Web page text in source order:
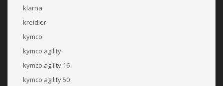
klarna
kreidler
kymco
kymco agility
kymco agility 16
kymco agility 50